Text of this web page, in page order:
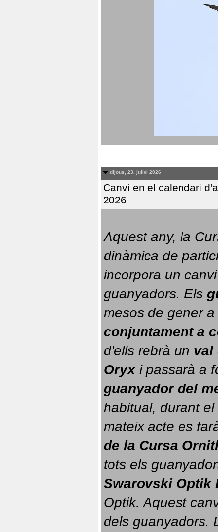
dijous, 23. juliol 2026
Canvi en el calendari
2026
Aquest any, la
dinàmica de
incorpora un
guanyadors. Els
conjuntament a
d'ells rebrà un val
Oryx i passarà a
guanyador del
habitual, durant el
mateix acte es
de la Cursa
tots els
Swarovski Optik
Optik. Aquest
dels guanyadors.